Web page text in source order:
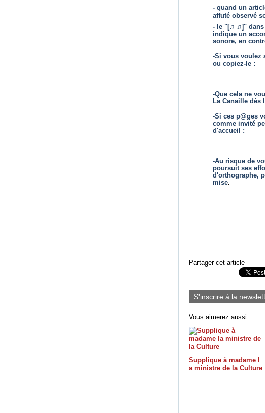
- quand un
affuté observé
- le "[♫ ♫]"
indique un
sonore, en
-Si vous voulez
ou copiez-le :
-Que cela ne
La Canaille dès
-Si ces p@ges
comme invité
d'accueil :
-Au risque de
poursuit ses
d'orthographe,
mise.
Partager cet article
S'inscrire à la
Vous aimerez aussi :
Supplique à madame l
a ministre de la Culture